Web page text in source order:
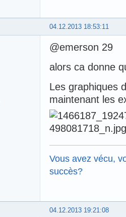
04.12.2013 18:53:11
@emerson 29
alors ca donne
Les graphiques
maintenant les
Vous avez vécu,
succès?
04.12.2013 19:21:08